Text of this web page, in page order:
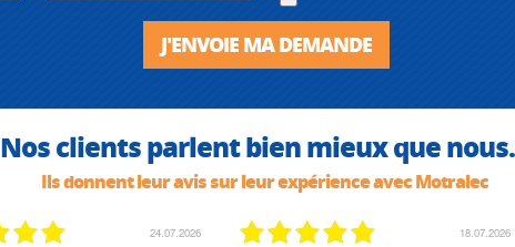
J'ENVOIE MA DEMANDE
Nos clients parlent bien mieux que
Ils donnent leur avis sur leur expérience avec Motralec
24.07.2026 18.07.2026